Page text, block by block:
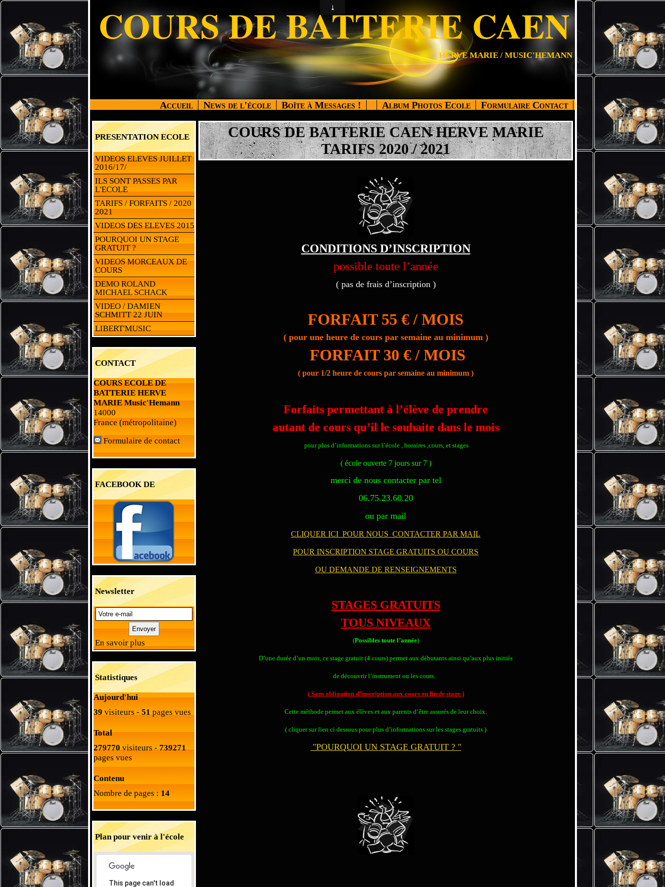
COURS DE BATTERIE CAEN
HERVE MARIE / MUSIC'HEMANN
Accueil News de l'école Boîte à Messages ! Album Photos Ecole Formulaire Contact
PRESENTATION ECOLE
VIDEOS ELEVES JUILLET
2016/17/
ILS SONT PASSES PAR
L'ECOLE
TARIFS / FORFAITS / 2020
2021
VIDEOS DES ELEVES 2015
POURQUOI UN STAGE
GRATUIT ?
VIDEOS MORCEAUX DE
COURS
DEMO ROLAND
MICHAEL SCHACK
VIDEO / DAMIEN
SCHMITT 22 JUIN
LIBERT'MUSIC
CONTACT
COURS ECOLE DE
BATTERIE HERVE
MARIE Music'Hemann
14000
France (métropolitaine)
Formulaire de contact
FACEBOOK DE
L'ECOLE
Newsletter
En savoir plus
Statistiques
Aujourd'hui
39 visiteurs - 51 pages vues
Total
279770visiteurs -739271
pages vues
Contenu
Nombre de pages : 14
Plan pour venir à l'école
This page can't load
COURS DE BATTERIE CAEN HERVE MARIE
TARIFS 2020 / 2021
CONDITIONS D’INSCRIPTION
possible toute l’année
( pas de frais d’inscription )
FORFAIT 55 € / MOIS
( pour une heure de cours par semaine au minimum )
FORFAIT 30 € / MOIS
( pour 1/2 heure de cours par semaine au minimum )
Forfaits permettant à l’élève de prendre
autant de cours qu’il le souhaite dans le mois
pour plus d’informations sur l’école , horaires ,cours, et stages
( école ouverte 7 jours sur 7 )
merci de nous contacter par tel
06.75.23.60.20
ou par mail
CLIQUER ICI POUR NOUS CONTACTER PAR MAIL
POUR INSCRIPTION STAGE GRATUITS OU COURS
OU DEMANDE DE RENSEIGNEMENTS
STAGES GRATUITS
TOUS NIVEAUX
(Possibles toute l’année)
D’une durée d’un mois, ce stage gratuit (4 cours) permet aux débutants ainsi qu’aux plus initiés
de découvrir l’instrument ou les cours.
(Sans obligation d’inscription aux cours en fin de stage )
Cette méthode permet aux élèves et aux parents d’être assurés de leur choix.
( cliquer sur lien ci dessous pour plus d’informations sur les stages gratuits )
"POURQUOI UN STAGE GRATUIT ? "